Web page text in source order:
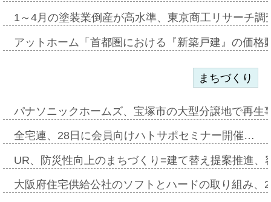
1～4月の塗装業倒産が高水準、東京商工リサーチ
アットホーム「首都圏における『新築戸建』の価
まちづくり
パナソニックホームズ、宝塚市の大型分譲地で再
全宅連、28日に会員向けハトサポセミナー開催…
UR、防災性向上のまちづくり=建て替え提案推進
大阪府住宅供給公社のソフトとハードの取り組み